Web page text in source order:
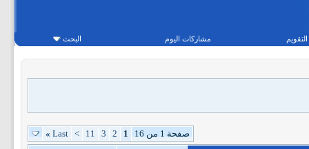
التقويم مشاركات اليوم البحث
صفحة 1 من 16 1
2
3
11
>
Last
»